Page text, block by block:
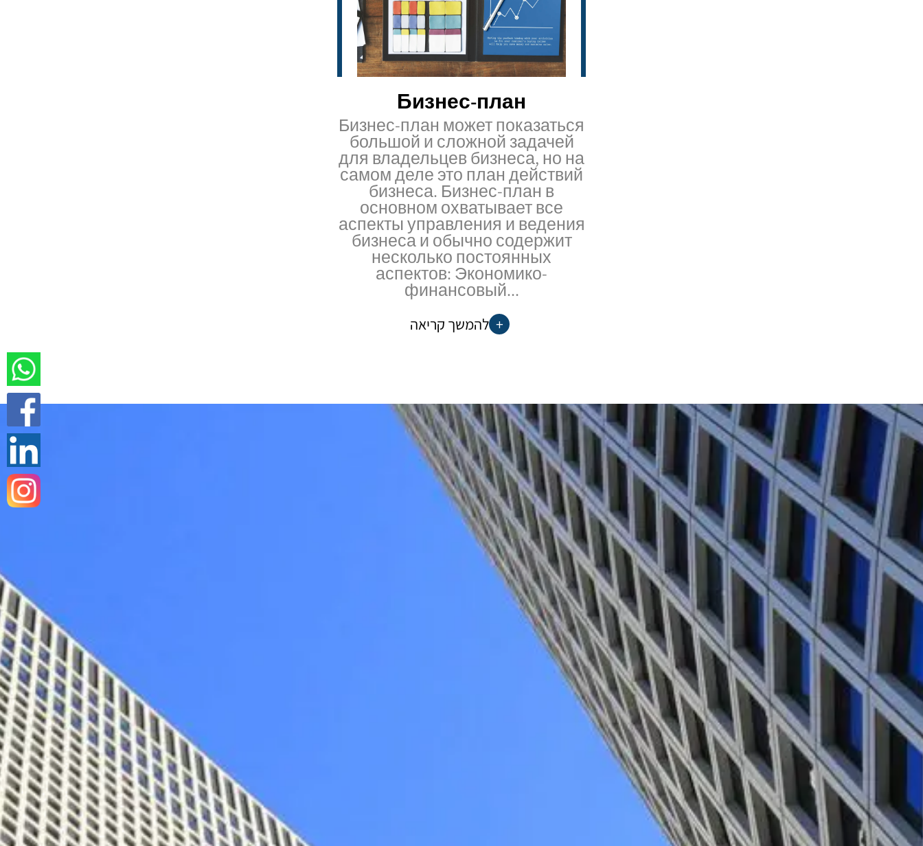
Бизнес-план
Бизнес-план может показаться
большой и сложной задачей
для владельцев бизнеса, но на
самом деле это план действий
бизнеса. Бизнес-план в
основном охватывает все
аспекты управления и ведения
бизнеса и обычно содержит
несколько постоянных
аспектов: Экономико-
финансовый...
להמשך קריאה +